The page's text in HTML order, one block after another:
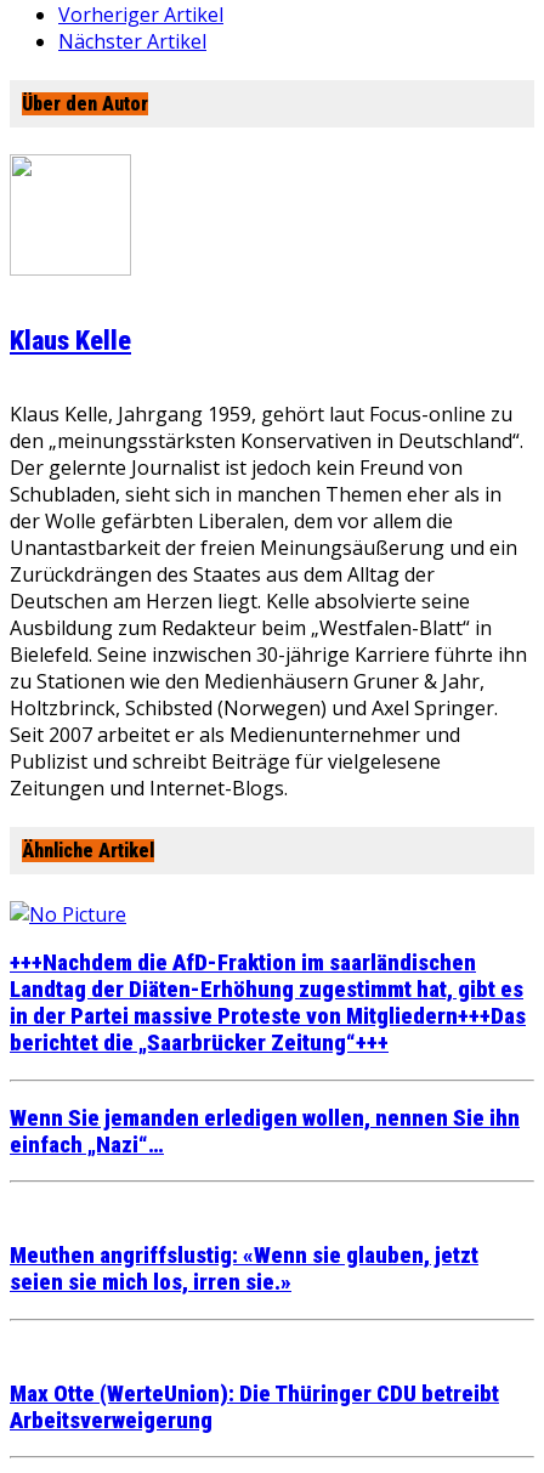
Vorheriger Artikel
Nächster Artikel
Über den Autor
Klaus Kelle
Klaus Kelle, Jahrgang 1959, gehört laut Focus-online zu
den „meinungsstärksten Konservativen in Deutschland“.
Der gelernte Journalist ist jedoch kein Freund von
Schubladen, sieht sich in manchen Themen eher als in
der Wolle gefärbten Liberalen, dem vor allem die
Unantastbarkeit der freien Meinungsäußerung und ein
Zurückdrängen des Staates aus dem Alltag der
Deutschen am Herzen liegt. Kelle absolvierte seine
Ausbildung zum Redakteur beim „Westfalen-Blatt“ in
Bielefeld. Seine inzwischen 30-jährige Karriere führte ihn
zu Stationen wie den Medienhäusern Gruner & Jahr,
Holtzbrinck, Schibsted (Norwegen) und Axel Springer.
Seit 2007 arbeitet er als Medienunternehmer und
Publizist und schreibt Beiträge für vielgelesene
Zeitungen und Internet-Blogs.
Ähnliche Artikel
+++Nachdem die AfD-Fraktion im saarländischen
Landtag der Diäten-Erhöhung zugestimmt hat, gibt es
in der Partei massive Proteste von Mitgliedern+++Das
berichtet die „Saarbrücker Zeitung“+++
Wenn Sie jemanden erledigen wollen, nennen Sie ihn
einfach „Nazi“…
Meuthen angriffslustig: «Wenn sie glauben, jetzt
seien sie mich los, irren sie.»
Max Otte (WerteUnion): Die Thüringer CDU betreibt
Arbeitsverweigerung